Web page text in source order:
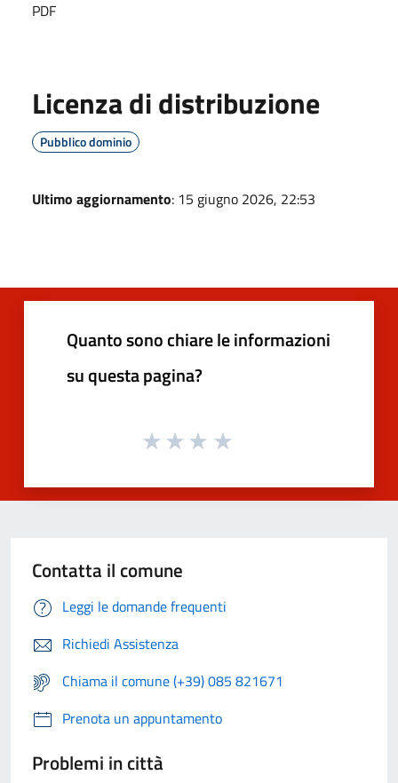
PDF
Licenza di distribuzione
Pubblico dominio
Ultimo aggiornamento: 15 giugno 2026, 22:53
Quanto sono chiare le informazioni
su questa pagina?
Contatta il comune
Leggi le domande frequenti
Richiedi Assistenza
Chiama il comune (+39) 085 821671
Prenota un appuntamento
Problemi in città